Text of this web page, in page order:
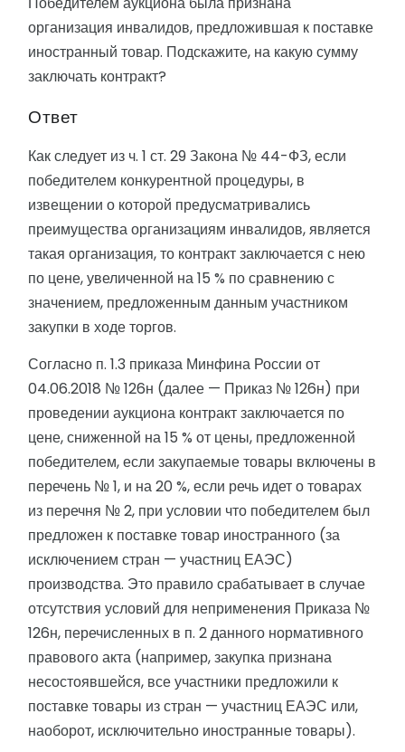
организация инвалидов, предложившая к поставке
иностранный товар. Подскажите, на какую сумму
заключать контракт?
Ответ
Как следует из ч. 1 ст. 29 Закона № 44-ФЗ, если
победителем конкурентной процедуры, в
извещении о которой предусматривались
преимущества организациям инвалидов, является
такая организация, то контракт заключается с нею
по цене, увеличенной на 15 % по сравнению с
значением, предложенным данным участником
закупки в ходе торгов.
Согласно п. 1.3 приказа Минфина России от
04.06.2018 № 126н (далее — Приказ № 126н) при
проведении аукциона контракт заключается по
цене, сниженной на 15 % от цены, предложенной
победителем, если закупаемые товары включены в
перечень № 1, и на 20 %, если речь идет о товарах
из перечня № 2, при условии что победителем был
предложен к поставке товар иностранного (за
исключением стран — участниц ЕАЭС)
производства. Это правило срабатывает в случае
отсутствия условий для неприменения Приказа №
126н, перечисленных в п. 2 данного нормативного
правового акта (например, закупка признана
несостоявшейся, все участники предложили к
поставке товары из стран — участниц ЕАЭС или,
наоборот, исключительно иностранные товары).